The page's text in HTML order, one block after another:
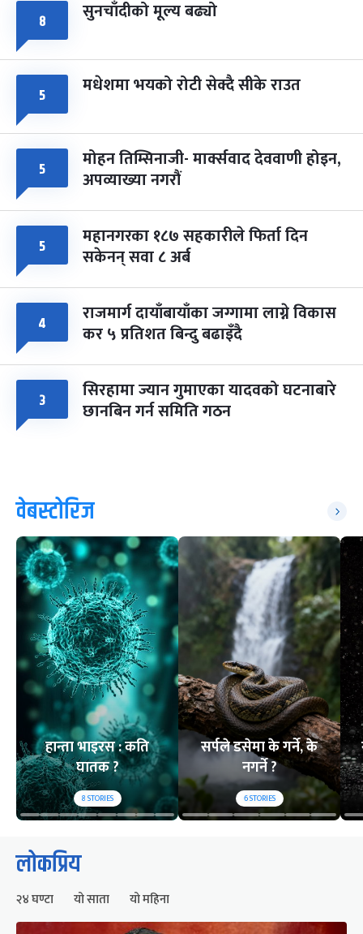
८ सुनचाँदीको मूल्य बढ्यो
५ मधेशमा भयको रोटी सेक्दै सीके राउत
५ मोहन तिम्सिनाजी- मार्क्सवाद देववाणी होइन,
अपव्याख्या नगरौं
५ महानगरका १८७ सहकारीले फिर्ता दिन
सकेनन् सवा ८ अर्ब
४ राजमार्ग दायाँबायाँका जग्गामा लाग्ने विकास
कर ५ प्रतिशत बिन्दु बढाइँदै
३ सिरहामा ज्यान गुमाएका यादवको घटनाबारे
छानबिन गर्न समिति गठन
वेबस्टोरिज
हान्ता भाइरस : कति
घातक ?
8STORIES
सर्पले डसेमा के गर्ने, के
नगर्ने ?
6STORIES
लोकप्रिय
२४ घण्टा यो साता यो महिना